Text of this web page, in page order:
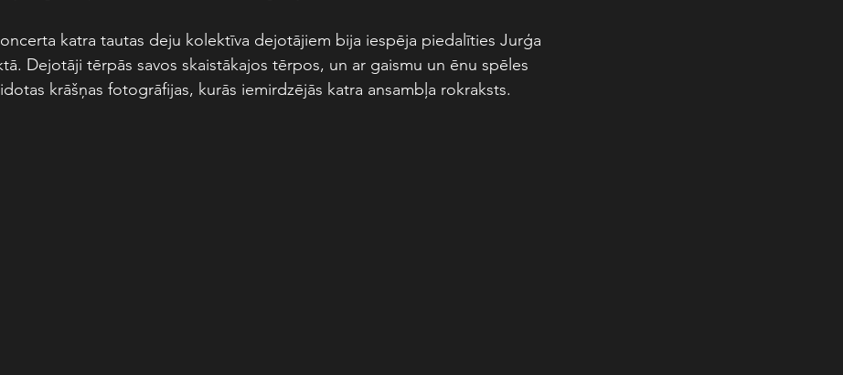
katra tautas deju kolektīva dejotājiem bija iespēja piedalīties Jurģa
Dejotāji tērpās savos skaistākajos tērpos, un ar gaismu un ēnu spēles
krāšņas fotogrāfijas, kurās iemirdzējās katra ansambļa rokraksts.